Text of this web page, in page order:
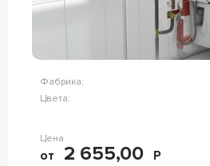
Фабрика:
Цвета:
Цена
от 2 655,00 Р